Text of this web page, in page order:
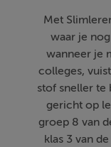
Met
waar je
wanneer je
colleges,
stof sneller te
gericht op
groep 8 van
klas 3 van